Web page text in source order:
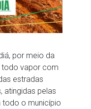
por meio da
todo vapor com
estradas
atingidas pelas
todo o município